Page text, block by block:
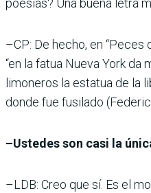
poesías? Una buena letra
–CP: De hecho, en “Peces
“en la fatua Nueva York da
limoneros la estatua de la
donde fue fusilado
–Ustedes son casi la
–LDB: Creo que sí. Es el